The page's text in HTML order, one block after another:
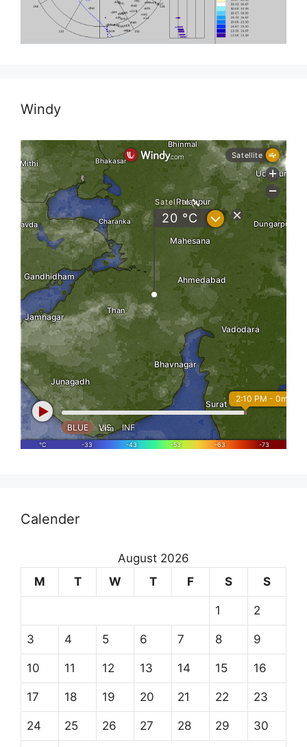
Windy
Calender
August 2026
M
T W T F S S
1 2
3 4 5 6 7 8 9
10 11 12 13 14 15 16
17 18 19 20 21 22 23
24 25 26 27 28 29 30